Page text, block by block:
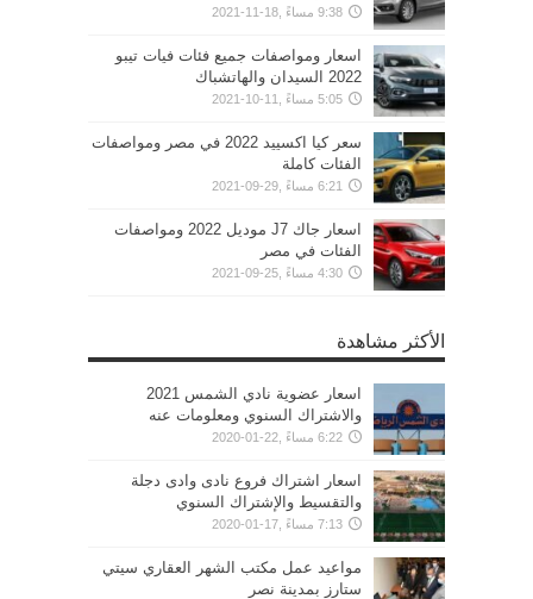
9:38 مساءً ,18-11-2021
اسعار ومواصفات جميع فئات فيات تيبو
2022 السيدان والهاتشباك
5:05 مساءً ,11-10-2021
سعر كيا اكسييد 2022 في مصر ومواصفات
الفئات كاملة
6:21 مساءً ,29-09-2021
اسعار جاك J7 موديل 2022 ومواصفات
الفئات في مصر
4:30 مساءً ,25-09-2021
الأكثر مشاهدة
اسعار عضوية نادي الشمس 2021
والاشتراك السنوي ومعلومات عنه
6:22 مساءً ,22-01-2020
اسعار اشتراك فروع نادى وادى دجلة
والتقسيط والإشتراك السنوي
7:13 مساءً ,17-01-2020
مواعيد عمل مكتب الشهر العقاري سيتي
ستارز بمدينة نصر